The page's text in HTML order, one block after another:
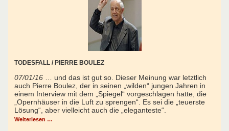
TODESFALL / PIERRE BOULEZ
07/01/16 … und das ist gut so. Dieser Meinung war letztlich
auch Pierre Boulez, der in seinen „wilden“ jungen Jahren in
einem Interview mit dem „Spiegel“ vorgeschlagen hatte, die
„Opernhäuser in die Luft zu sprengen“. Es sei die „teuerste
Lösung“, aber vielleicht auch die „eleganteste“.
Weiterlesen …